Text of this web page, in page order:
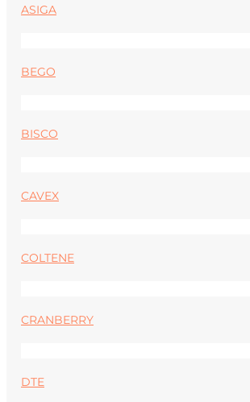
ASIGA
BEGO
BISCO
CAVEX
COLTENE
CRANBERRY
DTE